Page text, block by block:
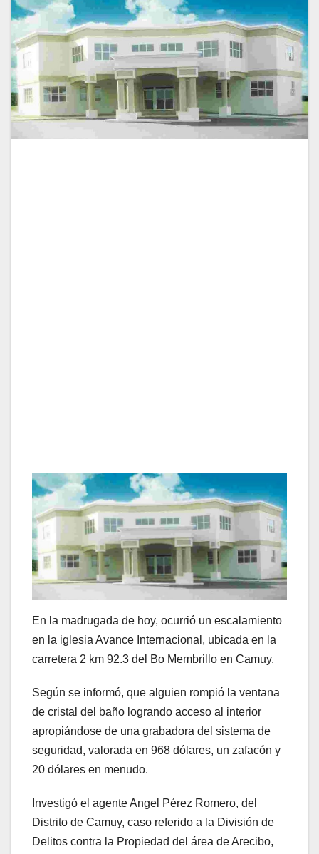
En la madrugada de hoy, ocurrió un escalamiento
en la iglesia Avance Internacional, ubicada en la
carretera 2 km 92.3 del Bo Membrillo en Camuy.
Según se informó, que alguien rompió la ventana
de cristal del baño logrando acceso al interior
apropiándose de una grabadora del sistema de
seguridad, valorada en 968 dólares, un zafacón y
20 dólares en menudo.
Investigó el agente Angel Pérez Romero, del
Distrito de Camuy, caso referido a la División de
Delitos contra la Propiedad del área de Arecibo,